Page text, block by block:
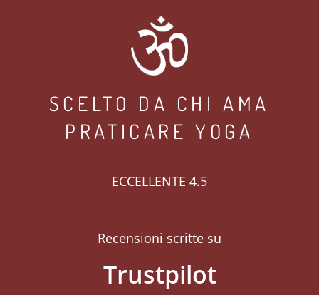
SCELTO DA CHI AMA
PRATICARE YOGA
ECCELLENTE 4.5
Recensioni scritte su